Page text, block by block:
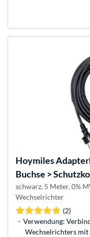
Hoymiles
Buchse >
schwarz, 5 Meter, 0%
Wechselrichter
(2)
Verwendung:
Wechselrichters mit